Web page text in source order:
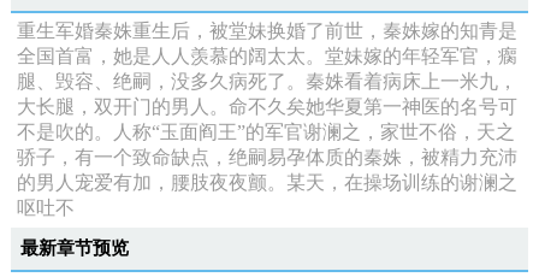
重生军婚秦姝重生后，被堂妹换婚了前世，秦姝嫁的知青是
全国首富，她是人人羡慕的阔太太。堂妹嫁的年轻军官，瘸
腿、毁容、绝嗣，没多久病死了。秦姝看着病床上一米九，
大长腿，双开门的男人。命不久矣她华夏第一神医的名号可
不是吹的。人称“玉面阎王”的军官谢澜之，家世不俗，天之
骄子，有一个致命缺点，绝嗣易孕体质的秦姝，被精力充沛
的男人宠爱有加，腰肢夜夜颤。某天，在操场训练的谢澜之
呕吐不
最新章节预览